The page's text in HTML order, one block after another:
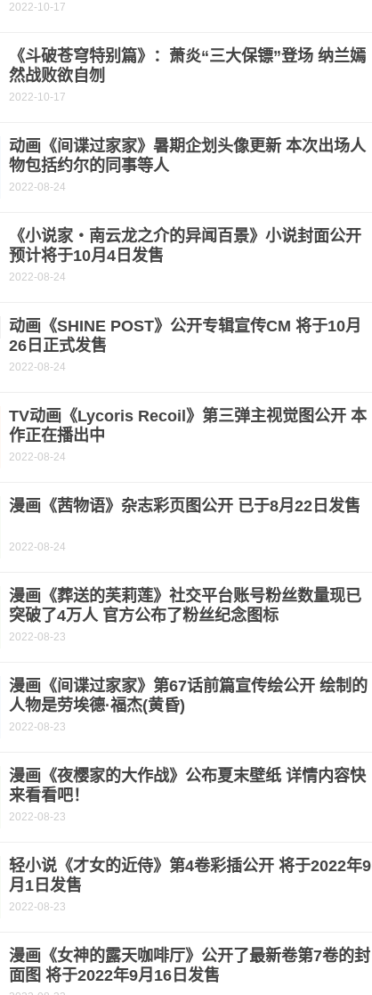
2022-10-17
《斗破苍穹特别篇》：萧炎“三大保镖”登场 纳兰嫣
然战败欲自刎
2022-10-17
动画《间谍过家家》暑期企划头像更新 本次出场人
物包括约尔的同事等人
2022-08-24
《小说家・南云龙之介的异闻百景》小说封面公开
预计将于10月4日发售
2022-08-24
动画《SHINE POST》公开专辑宣传CM 将于10月
26日正式发售
2022-08-24
TV动画《Lycoris Recoil》第三弹主视觉图公开 本
作正在播出中
2022-08-24
漫画《茜物语》杂志彩页图公开 已于8月22日发售
2022-08-24
漫画《葬送的芙莉莲》社交平台账号粉丝数量现已
突破了4万人 官方公布了粉丝纪念图标
2022-08-23
漫画《间谍过家家》第67话前篇宣传绘公开 绘制的
人物是劳埃德·福杰(黄昏)
2022-08-23
漫画《夜樱家的大作战》公布夏末壁纸 详情内容快
来看看吧！
2022-08-23
轻小说《才女的近侍》第4卷彩插公开 将于2022年9
月1日发售
2022-08-23
漫画《女神的露天咖啡厅》公开了最新卷第7卷的封
面图 将于2022年9月16日发售